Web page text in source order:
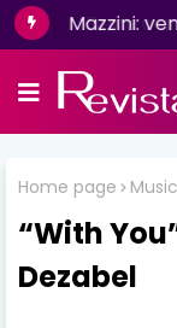
Mazzini:
Home page
“With
Dezabel